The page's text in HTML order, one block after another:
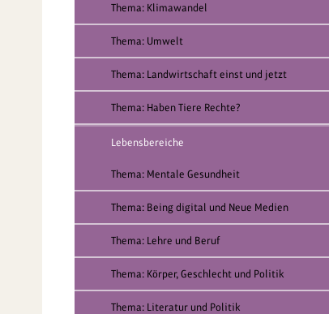
Thema: Klimawandel
Thema: Umwelt
Thema: Landwirtschaft einst und jetzt
Thema: Haben Tiere Rechte?
Lebensbereiche
Thema: Mentale Gesundheit
Thema: Being digital und Neue Medien
Thema: Lehre und Beruf
Thema: Körper, Geschlecht und Politik
Thema: Literatur und Politik